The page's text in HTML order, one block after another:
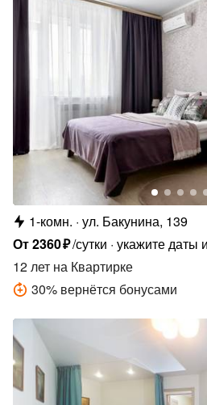
1-комн. ул. Бакунина, 139
От2360₽/сутки укажите даты
12 лет на Квартирке
30% вернётся бонусами